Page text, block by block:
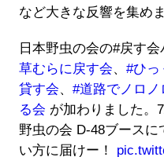
など大きな反響を集めま
日本野虫の会の#戻す会
草むらに戻す会、 #ひっ
貸す会、 #道路でノロ
る会 が加わりました。
野虫の会 D-48ブース
い方に届けー！